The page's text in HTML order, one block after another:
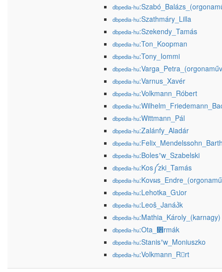
dbpedia-hu
dbpedia-hu:Szathmáry_Lilla
dbpedia-hu:Szekendy_Tamás
dbpedia-hu:Ton_Koopman
dbpedia-hu:Tony_Iommi
dbpedia-hu
dbpedia-hu:Varnus_Xavér
dbpedia-hu:Volkmann_Róbert
dbpedia-hu
dbpedia-hu:Wittmann_Pál
dbpedia-hu:Zalánfy_Aladár
dbpedia-hu
dbpedia-hu:Bolesᐪw_Szabelski
dbpedia-hu:Kos༼zki_Tamás
dbpedia-hu:Kovผ
dbpedia-hu:Lehotka_Gปor
dbpedia-hu:Leoš_Janáპk
dbpedia-hu:Mathia_Károly_(karnagy)
dbpedia-hu:Ota_჎rmák
dbpedia-hu:Stanisᐪw_Moniuszko
dbpedia-hu:Volkmann_Rrt